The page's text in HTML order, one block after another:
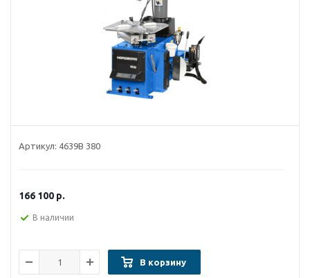
Артикул: 4639B 380
166 100 р.
В наличии
В корзину